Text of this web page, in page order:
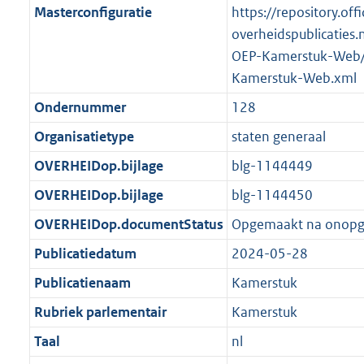
Masterconfiguratie
https://
OEP-Kamerstuk-
Kamerstuk-Web.xml
Ondernummer
128
Organisatietype
staten generaal
OVERHEIDop.bijlage
blg-1144449
OVERHEIDop.bijlage
blg-1144450
OVERHEIDop.documentStatus Opgemaakt na
Publicatiedatum
2024-05-28
Publicatienaam
Kamerstuk
Rubriek parlementair
Kamerstuk
Taal
nl